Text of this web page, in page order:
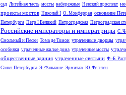
сад Литейная часть мосты набережные Невский проспект
проекты мостов Николай I О. Монферран основание
Петербурга Петр I Великий Петроградская Петроградская
Российские императоры и императрицы С.
Смольный и Пески Тома де Томон утраченные дворцы
особняки утраченные жилые дома утраченные мосты
общественные здания утраченные святыни Ф.-Б.
Санкт-Петербурга Э. Фальконе Эрмитаж Ю. Фельтен